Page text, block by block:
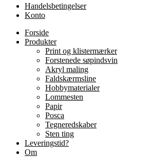
Handelsbetingelser
Konto
Forside
Produkter
Print og klistermærker
Forstenede søpindsvin
Akryl maling
Faldskærmsline
Hobbymaterialer
Lommesten
Papir
Posca
Tegneredskaber
Sten ting
Leveringstid?
Om